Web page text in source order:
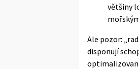
většiny
Ale pozor:
disponují